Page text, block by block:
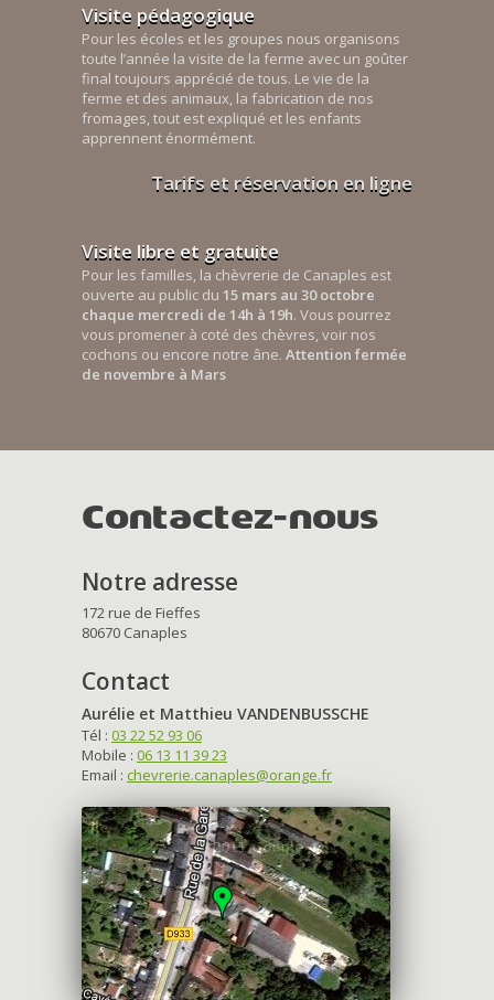
Visite pédagogique
Pour les écoles et les groupes nous organisons
toute l’année la visite de la ferme avec un goûter
final toujours apprécié de tous. Le vie de la
ferme et des animaux, la fabrication de nos
fromages, tout est expliqué et les enfants
apprennent énormément.
Tarifs et réservation en ligne
Visite libre et gratuite
Pour les familles, la chèvrerie de Canaples est
ouverte au public du 15 mars au 30 octobre
chaque mercredi de 14h à 19h. Vous pourrez
vous promener à coté des chèvres, voir nos
cochons ou encore notre âne. Attention fermée
de novembre à Mars
Contactez-nous
Notre adresse
172 rue de Fieffes
80670 Canaples
Contact
Aurélie et Matthieu VANDENBUSSCHE
Tél : 03 22 52 93 06
Mobile : 06 13 11 39 23
Email : chevrerie.canaples@orange.fr